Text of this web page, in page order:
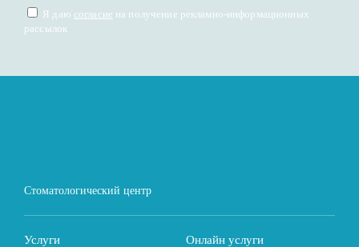
Я даю согласие на получение рекламно-информационных
рассылок
Стоматологический центр
Услуги
Онлайн услуги